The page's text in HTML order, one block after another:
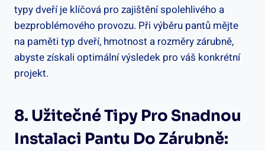
typy dveří je klíčová pro zajištění spolehlivého a
bezproblémového provozu. Při výběru pantů mějte
na paměti typ dveří, hmotnost a rozměry zárubně,
abyste získali optimální výsledek pro váš konkrétní
projekt.
8. Užitečné Tipy Pro Snadnou
Instalaci Pantu Do Zárubně: